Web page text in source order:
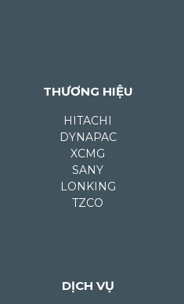
THƯƠNG HIỆU
HITACHI
DYNAPAC
XCMG
SANY
LONKING
TZCO
DỊCH VỤ